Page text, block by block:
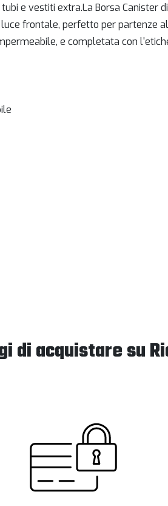
e vestiti extra.La Borsa Canister
frontale, perfetto per partenze
e completata con
di acquistare su